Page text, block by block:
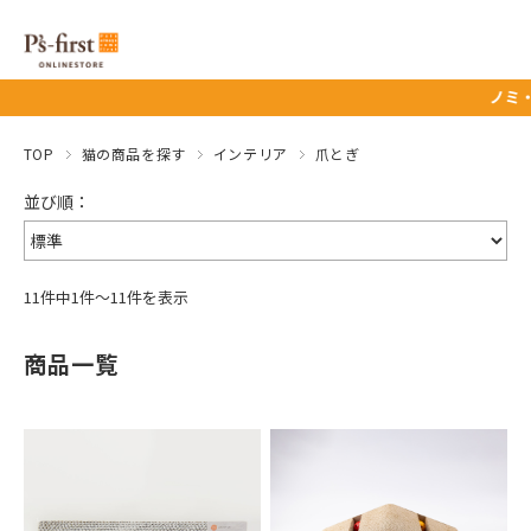
ノミ・マ
TOP 猫の商品を探す インテリア 爪とぎ
11件中1件～11件を表示
商品一覧